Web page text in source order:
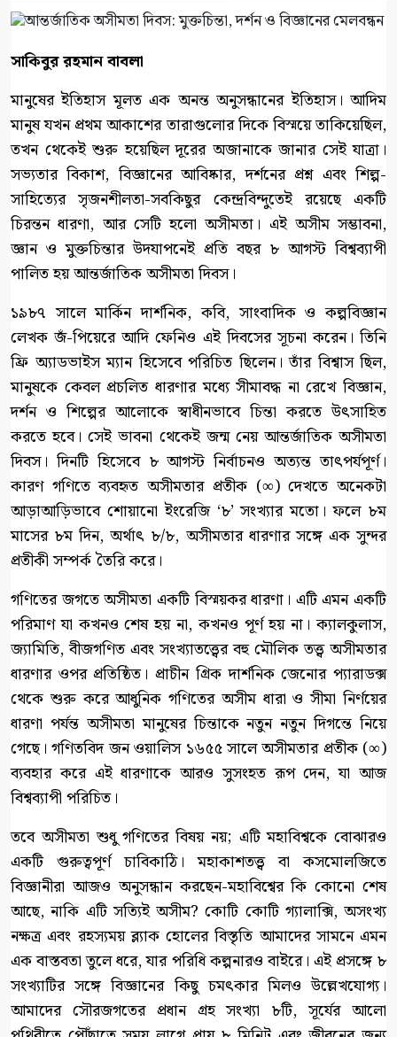
সাকিবুর রহমান বাবলা
মানুষের ইতিহাস মূলত এক অনন্ত অনুসন্ধানের ইতিহাস। আদিম
মানুষ যখন প্রথম আকাশের তারাগুলোর দিকে বিস্ময়ে তাকিয়েছিল,
তখন থেকেই শুরু হয়েছিল দূরের অজানাকে জানার সেই যাত্রা।
সভ্যতার বিকাশ, বিজ্ঞানের আবিষ্কার, দর্শনের প্রশ্ন এবং শিল্প-
সাহিত্যের সৃজনশীলতা-সবকিছুর কেন্দ্রবিন্দুতেই রয়েছে একটি
চিরন্তন ধারণা, আর সেটি হলো অসীমতা। এই অসীম সম্ভাবনা,
জ্ঞান ও মুক্তচিন্তার উদযাপনেই প্রতি বছর ৮ আগস্ট বিশ্বব্যাপী
পালিত হয় আন্তর্জাতিক অসীমতা দিবস।
১৯৮৭ সালে মার্কিন দার্শনিক, কবি, সাংবাদিক ও কল্পবিজ্ঞান
লেখক জঁ-পিয়েরে আদি ফেনিও এই দিবসের সূচনা করেন। তিনি
ফ্রি অ্যাডভাইস ম্যান হিসেবে পরিচিত ছিলেন। তাঁর বিশ্বাস ছিল,
মানুষকে কেবল প্রচলিত ধারণার মধ্যে সীমাবদ্ধ না রেখে বিজ্ঞান,
দর্শন ও শিল্পের আলোকে স্বাধীনভাবে চিন্তা করতে উৎসাহিত
করতে হবে। সেই ভাবনা থেকেই জন্ম নেয় আন্তর্জাতিক অসীমতা
দিবস। দিনটি হিসেবে ৮ আগস্ট নির্বাচনও অত্যন্ত তাৎপর্যপূর্ণ।
কারণ গণিতে ব্যবহৃত অসীমতার প্রতীক (∞) দেখতে অনেকটা
আড়াআড়িভাবে শোয়ানো ইংরেজি ‘৮’ সংখ্যার মতো। ফলে ৮ম
মাসের ৮ম দিন, অর্থাৎ ৮/৮, অসীমতার ধারণার সঙ্গে এক সুন্দর
প্রতীকী সম্পর্ক তৈরি করে।
গণিতের জগতে অসীমতা একটি বিস্ময়কর ধারণা। এটি এমন একটি
পরিমাণ যা কখনও শেষ হয় না, কখনও পূর্ণ হয় না। ক্যালকুলাস,
জ্যামিতি, বীজগণিত এবং সংখ্যাতত্ত্বের বহু মৌলিক তত্ত্ব অসীমতার
ধারণার ওপর প্রতিষ্ঠিত। প্রাচীন গ্রিক দার্শনিক জেনোর প্যারাডক্স
থেকে শুরু করে আধুনিক গণিতের অসীম ধারা ও সীমা নির্ণয়ের
ধারণা পর্যন্ত অসীমতা মানুষের চিন্তাকে নতুন নতুন দিগন্তে নিয়ে
গেছে। গণিতবিদ জন ওয়ালিস ১৬৫৫ সালে অসীমতার প্রতীক (∞)
ব্যবহার করে এই ধারণাকে আরও সুসংহত রূপ দেন, যা আজ
বিশ্বব্যাপী পরিচিত।
তবে অসীমতা শুধু গণিতের বিষয় নয়; এটি মহাবিশ্বকে বোঝারও
একটি গুরুত্বপূর্ণ চাবিকাঠি। মহাকাশতত্ত্ব বা কসমোলজিতে
বিজ্ঞানীরা আজও অনুসন্ধান করছেন-মহাবিশ্বের কি কোনো শেষ
আছে, নাকি এটি সত্যিই অসীম? কোটি কোটি গ্যালাক্সি, অসংখ্য
নক্ষত্র এবং রহস্যময় ব্ল্যাক হোলের বিস্তৃতি আমাদের সামনে এমন
এক বাস্তবতা তুলে ধরে, যার পরিধি কল্পনারও বাইরে। এই প্রসঙ্গে ৮
সংখ্যাটির সঙ্গে বিজ্ঞানের কিছু চমৎকার মিলও উল্লেখযোগ্য।
আমাদের সৌরজগতের প্রধান গ্রহ সংখ্যা ৮টি, সূর্যের আলো